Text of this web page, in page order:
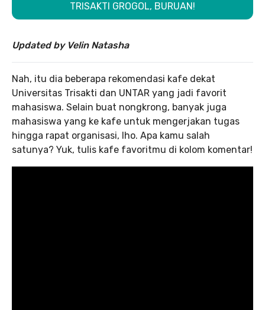
TRISAKTI GROGOL, BURUAN!
Updated by Velin Natasha
Nah, itu dia beberapa rekomendasi kafe dekat
Universitas Trisakti dan UNTAR yang jadi favorit
mahasiswa. Selain buat nongkrong, banyak juga
mahasiswa yang ke kafe untuk mengerjakan tugas
hingga rapat organisasi, lho. Apa kamu salah
satunya? Yuk, tulis kafe favoritmu di kolom komentar!